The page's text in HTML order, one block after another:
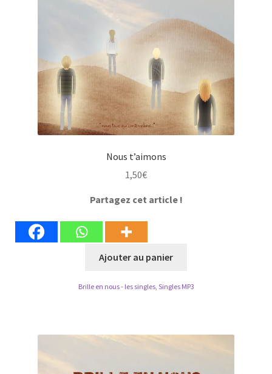
Nous t’aimons
1,50€
Partagez cet article !
Ajouter au panier
Brille en nous - les singles, Singles MP3